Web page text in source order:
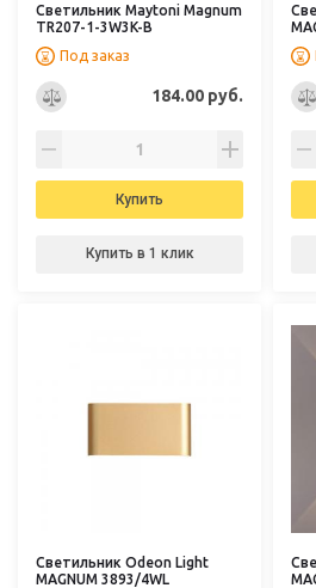
Светильник Maytoni Magnum
TR207-1-3W3K-B
Под заказ
184.00 руб.
Купить
Купить в 1 клик
Светильник Odeon Light
MAGNUM 3893/4WL